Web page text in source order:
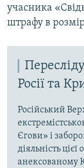
учасника
штрафу в
Росії та
Російський
Єгови» і
діяльність цієї
анексованому